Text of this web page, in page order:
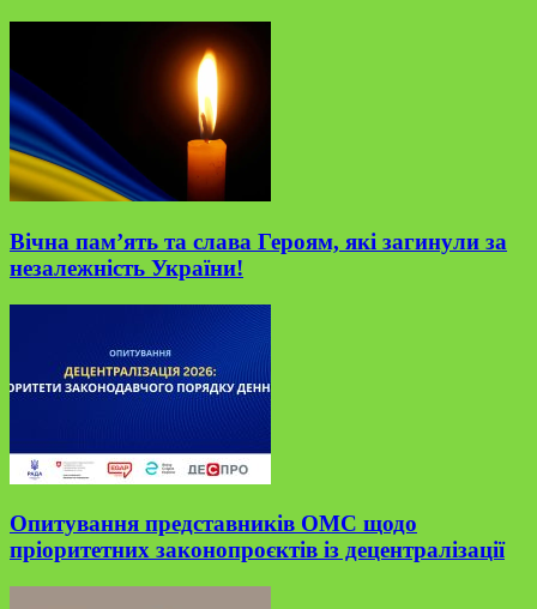
Вічна пам’ять та слава Героям, які загинули за
незалежність України!
Опитування представників ОМС щодо
пріоритетних законопроєктів із децентралізації